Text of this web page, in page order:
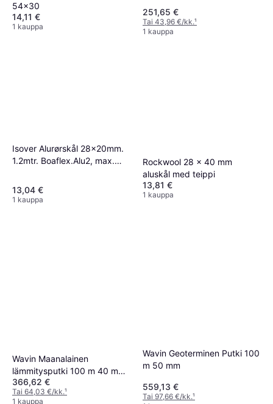
54x30
14,11 €
1 kauppa
251,65 €
Tai 43,96 €/kk.¹
1 kauppa
Isover Alurørskål 28x20mm.
1.2mtr. Boaflex.Alu2, max.
13,04 €
1 kauppa
Rockwool 28 x 40 mm
aluskål med teippi
13,81 €
1 kauppa
Wavin Maanalainen
lämmitysputki 100 m 40 mm
PN6 SDR17 (100 metriä
366,62 €
Tai 64,03 €/kk.¹
1 kauppa
Wavin Geoterminen Putki 100
m 50 mm
559,13 €
Tai 97,66 €/kk.¹